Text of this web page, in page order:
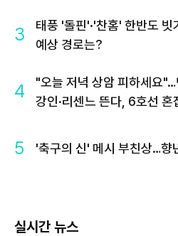
3
태풍 '돌핀'·'찬홈' 한반도
예상 경로는?
4
"오늘 저녁 상암 피하세요"…
강인·리센느 뜬다, 6호선 혼
5 '축구의 신' 메시 부친상…향
실시간 뉴스